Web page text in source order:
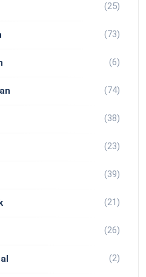
(25)
(73)
(6)
(74)
(38)
(23)
(39)
(21)
(26)
(2)